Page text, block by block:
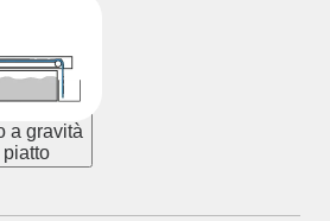
a gravità
piatto